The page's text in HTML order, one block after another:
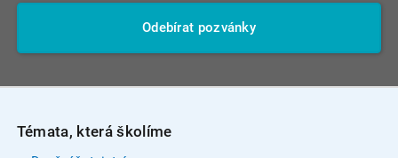
Odebírat pozvánky
Témata, která školíme